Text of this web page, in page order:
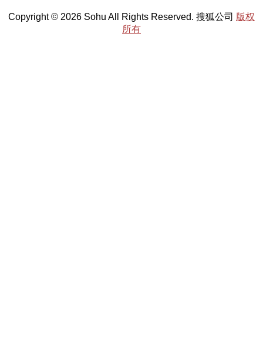
Copyright © 2026 Sohu All Rights Reserved. 搜狐公司 版权
所有